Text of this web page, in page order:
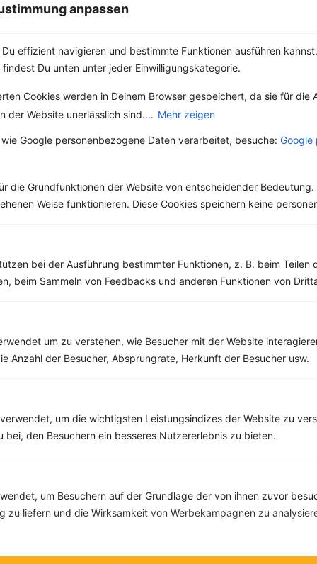
anpassen
effizient navigieren und bestimmte Funktionen ausführen
Du unten unter jeder Einwilligungskategorie.
Cookies werden in Deinem Browser gespeichert, da sie für die
der Website unerlässlich sind.... Mehr zeigen
Google personenbezogene Daten verarbeitet, besuche: Google
die Grundfunktionen der Website von entscheidender Bedeutung.
Weise funktionieren. Diese Cookies speichern keine
bei der Ausführung bestimmter Funktionen, z. B. beim Teilen
beim Sammeln von Feedbacks und anderen Funktionen von
um zu verstehen, wie Besucher mit der Website
Anzahl der Besucher, Absprungrate, Herkunft der Besucher usw.
um die wichtigsten Leistungsindizes der Website zu
bei, den Besuchern ein besseres Nutzererlebnis zu bieten.
um Besuchern auf der Grundlage der von ihnen zuvor
zu liefern und die Wirksamkeit von Werbekampagnen zu
‹ ›
Kalorien:613 kcal
Fett:19 g
Kohlehydrate: 69 g
Rezepte
‹ ›
Kalorien:487 kcal
Fett:12 g